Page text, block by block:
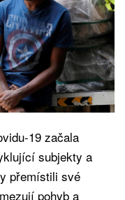
19 začala
subjekty a
přemístili své
pohyb a